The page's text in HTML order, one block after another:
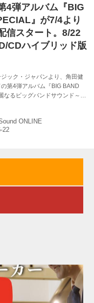
にインタビューをお願いした。
のは、株式会社ミキサーズ ラボ
4弾アルバム『BIG
』が7/4より
信スタート。8/22
CDハイブリッド版
ック・ジャパンより、角田健
第4弾アルバム『BIG BAND
なるビッグバンドサウンド～』
された。ハイレゾ版と
【Release Information】 角田
ド 『BIG BAND SPECIAL ～華
びmora ※圧縮音源も同日に配
かり次第お知らせする 【SA...
ONLINE